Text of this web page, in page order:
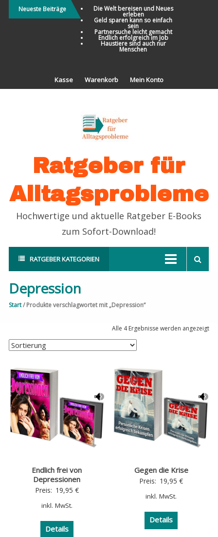
Direkt
zum
Neueste Beiträge Die Welt bereisen und Neues
erleben
Geld sparen kann so einfach
sein
Partnersuche leicht gemacht
Endlich erfolgreich im Job
Haustiere sind auch nur
Menschen
Kasse Warenkorb Mein Konto
Ratgeber für
Alltagsprobleme
Hochwertige und aktuelle Ratgeber E-Books
zum Sofort-Download!
RATGEBER KATEGORIEN
Depression
Start/ Produkte verschlagwortet mit „Depression“
Alle 4 Ergebnisse werden angezeigt
Endlich frei von
Depressionen
Preis: 19,95 €
inkl. MwSt.
Details
Gegen die Krise
Preis: 19,95€
inkl. MwSt.
Details